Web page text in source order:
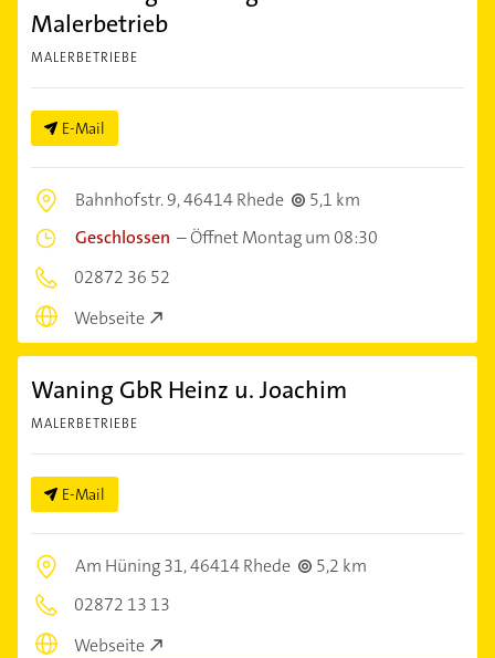
Malerbetrieb
MALERBETRIEBE
E-Mail
Bahnhofstr. 9,46414 Rhede
5,1 km
Geschlossen –Öffnet Montag um 08:30
02872 36 52
Webseite
Waning GbR Heinz u. Joachim
MALERBETRIEBE
E-Mail
Am Hüning 31,46414 Rhede
5,2 km
02872 13 13
Webseite